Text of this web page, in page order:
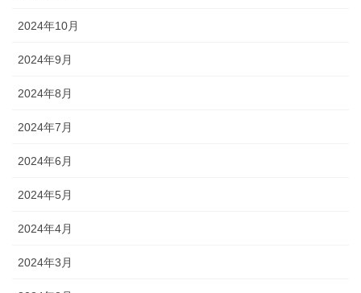
2024年10月
2024年9月
2024年8月
2024年7月
2024年6月
2024年5月
2024年4月
2024年3月